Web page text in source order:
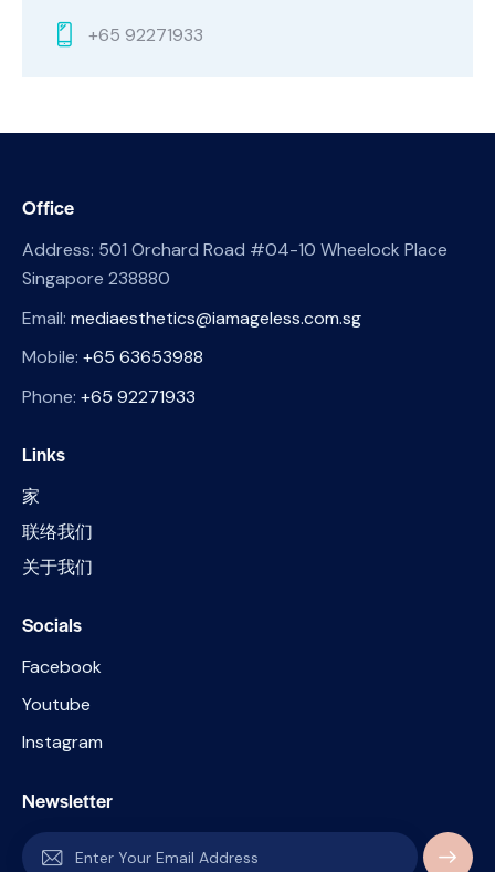
+65 92271933
Office
Address: 501 Orchard Road #04-10 Wheelock Place
Singapore 238880
Email: mediaesthetics@iamageless.com.sg
Mobile: +65 63653988
Phone: +65 92271933
Links
家
联络我们
关于我们
Socials
Facebook
Youtube
Instagram
Newsletter
SUBSC